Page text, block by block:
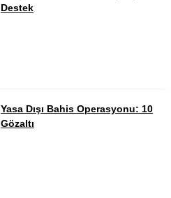
Destek
Yasa Dışı Bahis Operasyonu: 10
Gözaltı